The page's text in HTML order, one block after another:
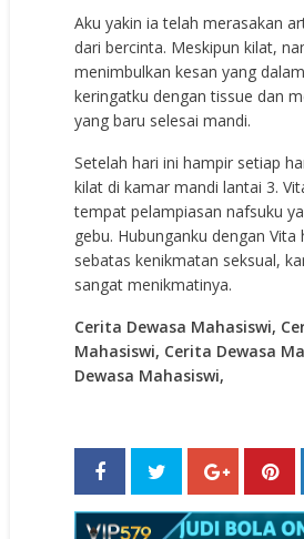
Aku yakin ia telah merasakan
dari bercinta. Meskipun kilat,
menimbulkan kesan yang
keringatku dengan tissue dan
yang baru selesai mandi.
Setelah hari ini hampir setiap
kilat di kamar mandi lantai 3.
tempat pelampiasan nafsuku
gebu. Hubunganku dengan Vita
sebatas kenikmatan seksual,
sangat menikmatinya.
Cerita Dewasa Mahasiswi,
Mahasiswi, Cerita Dewasa
Dewasa Mahasiswi,